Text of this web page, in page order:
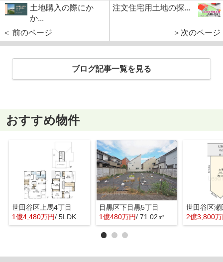
土地購入の際にか
か...
＜ 前のページ
注文住宅用土地の探...
＞次のページ
ブログ記事一覧を見る
おすすめ物件
世田谷区上馬4丁目
1億4,480万円/ 5LDK＋1S(納戸)
目黒区下目黒5丁目
1億480万円/ 71.02㎡
世田谷区瀬
2億3,800